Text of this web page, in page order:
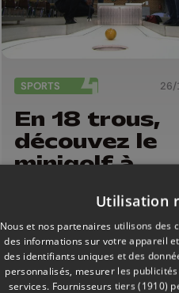
SPORTS 26/
En 18 trous,
découvez le
minigolf à
Utilisation
Nous et nos partenaires utilisons des
des informations sur votre appareil
des identifiants uniques et des
personnalisés, mesurer les
services. Fournisseurs tiers (1910)